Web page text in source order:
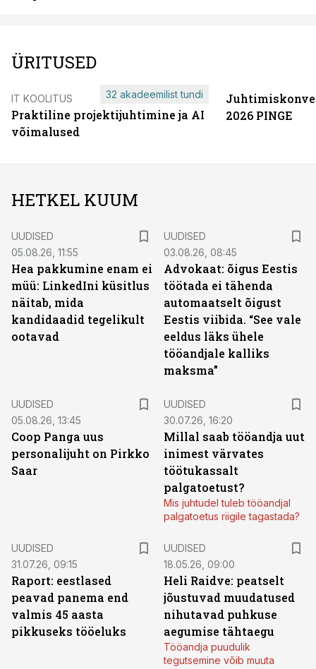
ÜRITUSED
IT KOOLITUS
Praktiline projektijuhtimine ja AI
võimalused
32 akadeemilist tundi
2026 PINGE
HETKEL KUUM
UUDISED
05.08.26, 11:55
Hea pakkumine enam ei
müü: LinkedIni küsitlus
näitab, mida
kandidaadid tegelikult
ootavad
UUDISED
03.08.26, 08:45
Advokaat: õigus Eestis
töötada ei tähenda
automaatselt õigust
Eestis viibida. “See vale
eeldus läks ühele
tööandjale kalliks
maksma”
UUDISED
05.08.26, 13:45
Coop Panga uus
personalijuht on Pirkko
Saar
UUDISED
30.07.26, 16:20
Millal saab tööandja uut
inimest värvates
töötukassalt
palgatoetust?
Mis juhtudel tuleb tööandjal
palgatoetus riigile tagastada?
UUDISED
31.07.26, 09:15
Raport: eestlased
peavad panema end
valmis 45 aasta
pikkuseks tööeluks
UUDISED
18.05.26, 09:00
Heli Raidve: peatselt
jõustuvad muudatused
nihutavad puhkuse
aegumise tähtaegu
Tööandja puudulik
tegutsemine võib muuta